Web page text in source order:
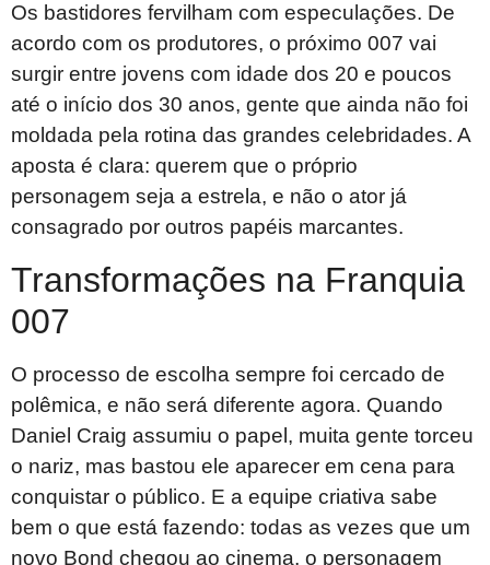
Os bastidores fervilham com especulações. De
acordo com os produtores, o próximo 007 vai
surgir entre jovens com idade dos 20 e poucos
até o início dos 30 anos, gente que ainda não foi
moldada pela rotina das grandes celebridades. A
aposta é clara: querem que o próprio
personagem seja a estrela, e não o ator já
consagrado por outros papéis marcantes.
Transformações na Franquia
007
O processo de escolha sempre foi cercado de
polêmica, e não será diferente agora. Quando
Daniel Craig assumiu o papel, muita gente torceu
o nariz, mas bastou ele aparecer em cena para
conquistar o público. E a equipe criativa sabe
bem o que está fazendo: todas as vezes que um
novo Bond chegou ao cinema, o personagem